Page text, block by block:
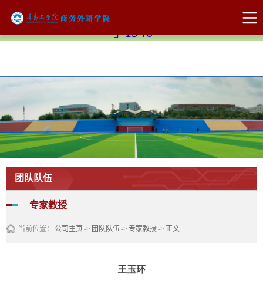
Bevictor伟德官网-韦德(中国)体育-伟大始
于1946
团队队伍
专家教授
当前位置： 公司主页-> 团队队伍 -> 专家教授-> 正文
王玉环